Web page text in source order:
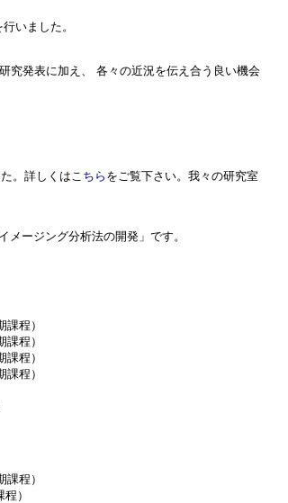
いました。
究発表に加え、 各々の近況を伝え合う良い機会
。詳しくは こちら をご覧下さい。我々の研究室
ージング分析法の開発」です。
程）
程）
程）
程）
程）
）